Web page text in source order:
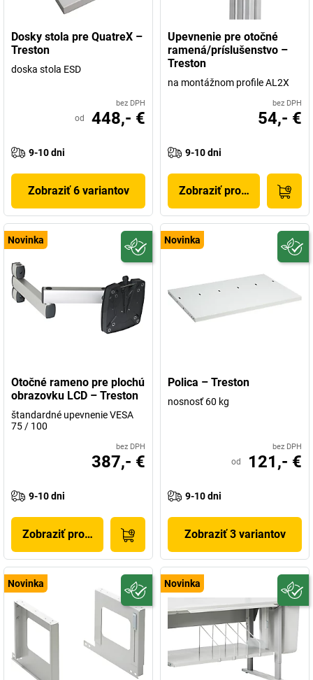
Dosky stola pre QuatreX –
Treston
doska stola ESD
bez DPH
od 448,- €
9-10 dni
Zobraziť 6 variantov
Upevnenie pre otočné
ramená/príslušenstvo –
Treston
na montážnom profile AL2X
bez DPH
54,- €
9-10 dni
Zobraziť produkt
Novinka
Otočné rameno pre plochú
obrazovku LCD – Treston
štandardné upevnenie VESA
75 / 100
bez DPH
387,- €
9-10 dni
Zobraziť produkt
Novinka
Polica – Treston
nosnosť 60 kg
bez DPH
od 121,- €
9-10 dni
Zobraziť 3 variantov
Novinka Novinka